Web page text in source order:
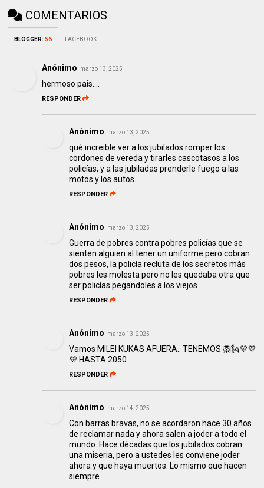
COMENTARIOS
BLOGGER:56 FACEBOOK
Anónimo marzo 13, 2025
hermoso pais....
RESPONDER
Anónimo marzo 13, 2025
qué increible ver a los jubilados romper los
cordones de vereda y tirarles cascotasos a los
policías, y a las jubiladas prenderle fuego a las
motos y los autos.
RESPONDER
Anónimo marzo 13, 2025
Guerra de pobres contra pobres policías que se
sienten alguien al tener un uniforme pero cobran
dos pesos, la policía recluta de los secretos más
pobres les molesta pero no les quedaba otra que
ser policías pegandoles a los viejos
RESPONDER
Anónimo marzo 13, 2025
Vamos MILEI KUKAS AFUERA.. TENEMOS 🦁🗽💜💜
💜 HASTA 2050
RESPONDER
Anónimo marzo 14, 2025
Con barras bravas, no se acordaron hace 30 años
de reclamar nada y ahora salen a joder a todo el
mundo. Hace décadas que los jubilados cobran
una miseria, pero a ustedes les conviene joder
ahora y que haya muertos. Lo mismo que hacen
siempre.